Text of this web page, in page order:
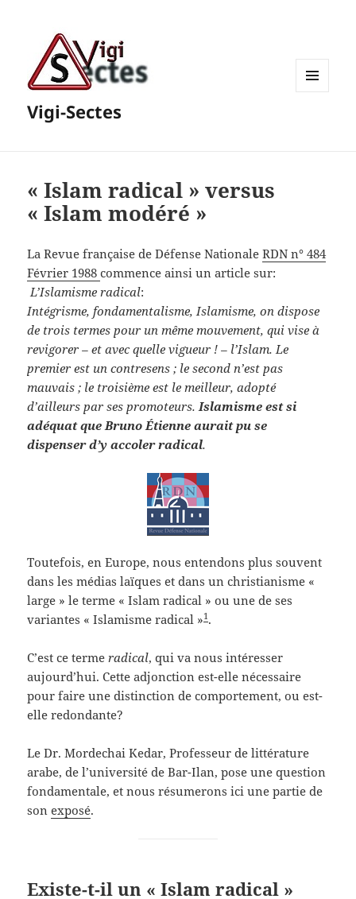
Vigi-Sectes
« Islam radical » versus
« Islam modéré »
La Revue française de Défense NationaleRDN n° 484
Février 1988commence ainsi un article sur:
L’Islamisme radical:
Intégrisme, fondamentalisme, Islamisme, on dispose
de trois termes pour un même mouvement, qui vise à
revigorer – et avec quelle vigueur ! – l’Islam. Le
premier est un contresens ; le second n’est pas
mauvais ; le troisième est le meilleur, adopté
d’ailleurs par ses promoteurs. Islamisme est si
adéquat que Bruno Étienne aurait pu se
dispenser d’y accoler radical.
Toutefois, en Europe, nous entendons plus souvent
dans les médias laïques et dans un christianisme «
large » le terme « Islam radical » ou une de ses
variantes « Islamisme radical »1.
C’est ce termeradical, qui va nous intéresser
aujourd’hui. Cette adjonction est-elle nécessaire
pour faire une distinction de comportement, ou est-
elle redondante?
Le Dr. Mordechai Kedar, Professeur de littérature
arabe, de l’université de Bar-Ilan, pose une question
fondamentale, et nous résumerons ici une partie de
sonexposé.
Existe-t-il un « Islam radical »